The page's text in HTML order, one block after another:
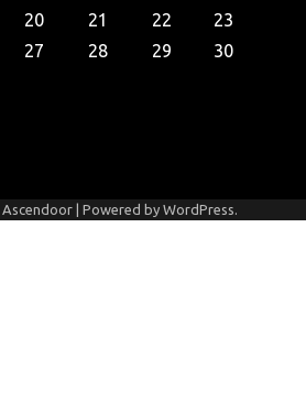
20 21 22
23
27 28 29
30
Ascendoor | Powered by WordPress